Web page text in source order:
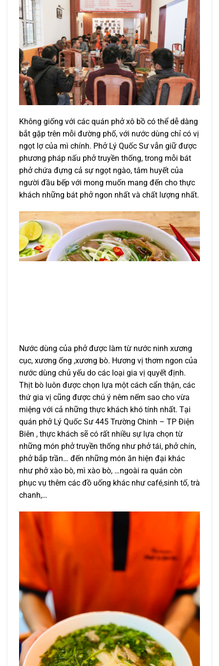
Không giống với các quán phở xô bồ có thể dễ dàng
bắt gặp trên mỗi đường phố, với nước dùng chỉ có vị
ngọt lợ của mì chính. Phở Lý Quốc Sư vẫn giữ được
phương pháp nấu phở truyền thống, trong mỗi bát
phở chứa đựng cả sự ngọt ngào, tâm huyết của
người đầu bếp với mong muốn mang đến cho thực
khách những bát phở ngon nhất và chất lượng nhất.
Nước dùng của phở được làm từ nước ninh xương
cục, xương ống ,xương bò. Hương vị thơm ngon của
nước dùng chủ yếu do các loại gia vị quyết định.
Thịt bò luôn được chọn lựa một cách cẩn thận, các
thứ gia vị cũng được chú ý nêm nếm sao cho vừa
miệng với cả những thực khách khó tính nhất. Tại
quán phở Lý Quốc Sư 445 Trường Chinh – TP Điện
Biên , thực khách sẽ có rất nhiều sự lựa chọn từ
những món phở truyền thống như phở tái, phở chín,
phở bắp trần… đến những món ăn hiện đại khác
như phở xào bò, mì xào bò, …ngoài ra quán còn
phục vụ thêm các đồ uống khác như café,sinh tố, trà
chanh,…